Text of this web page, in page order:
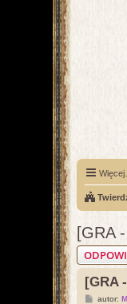
[GRA
[GRA
Pautor: